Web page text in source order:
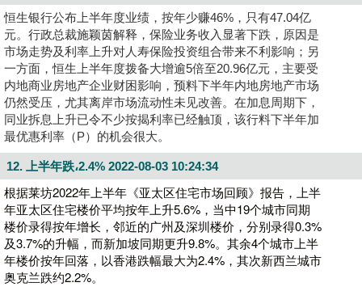
恒生银行公布上半年度业绩，按年少赚46%，只有47.04亿
元。行政总裁施颖茵解释，保险业务收入显著下跌，原因是
市场走势及利率上升对人寿保险投资组合带来不利影响；另
一方面，恒生上半年度拨备大增逾5倍至20.96亿元，主要受
内地商业房地产企业财困影响，预料下半年内地房地产市场
仍然受压，尤其离岸市场流动性未见改善。在加息周期下，
同业拆息上升已令不少按揭利率已经触顶，该行料下半年加
最优惠利率（P）的机会很大。
12. 上半年跌،2.4% 2022-08-03 10:24:34
根据莱坊2022年上半年《亚太区住宅市场回顾》报告，上半
年亚太区住宅楼价平均按年上升5.6%，当中19个城市同期
楼价录得按年增长，邻近的广州及深圳楼价，分别录得0.3%
及3.7%的升幅，而新加坡同期更升9.8%。其余4个城市上半
年楼价按年回落，以香港跌幅最大为2.4%，其次新西兰城市
奥克兰跌约2.2%。